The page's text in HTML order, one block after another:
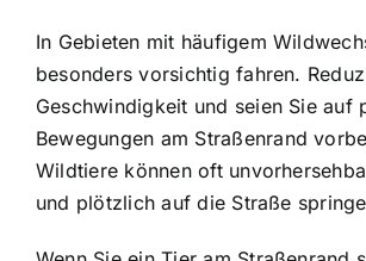
In Gebieten mit häufigem
besonders vorsichtig fahren.
Geschwindigkeit und seien Sie auf
Bewegungen am Straßenrand
Wildtiere können oft
und plötzlich auf die Straße